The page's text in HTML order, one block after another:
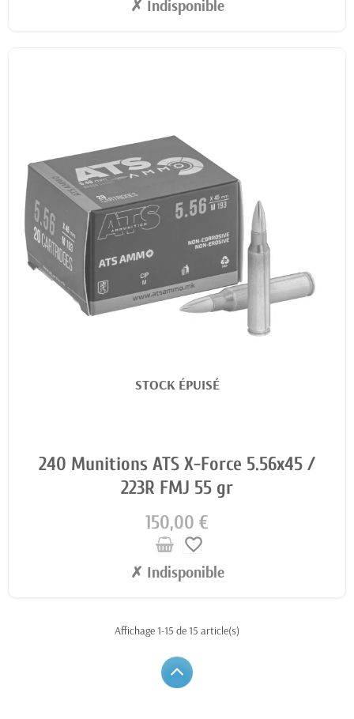
✗ Indisponible
STOCK ÉPUISÉ
240 Munitions ATS X-Force 5.56x45 /
223R FMJ 55 gr
150,00 €
favorite_border
✗ Indisponible
Affichage 1-15 de 15 article(s)